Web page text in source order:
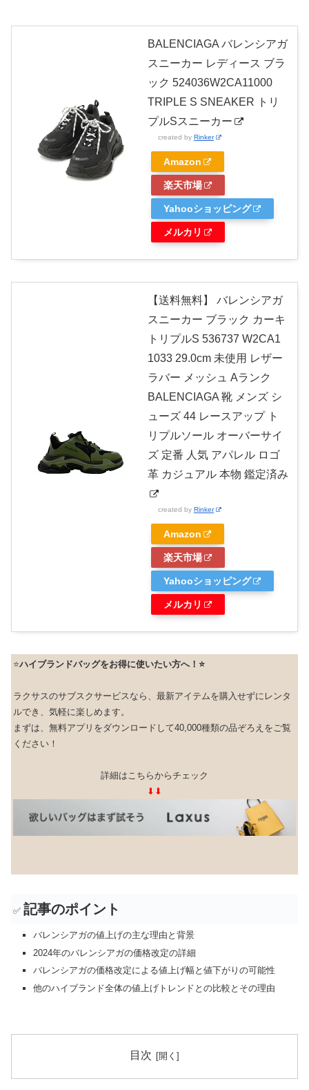
BALENCIAGA バレンシアガ
スニーカー レディース ブラ
ック 524036W2CA11000
TRIPLE S SNEAKER トリ
プルSスニーカー
created by Rinker
Amazon
楽天市場
Yahooショッピング
メルカリ
【送料無料】 バレンシアガ
スニーカー ブラック カーキ
トリプルS 536737 W2CA1
1033 29.0cm 未使用 レザー
ラバー メッシュ Aランク
BALENCIAGA 靴 メンズ シ
ューズ 44 レースアップ ト
リプルソール オーバーサイ
ズ 定番 人気 アパレル ロゴ
革 カジュアル 本物 鑑定済み
created by Rinker
Amazon
楽天市場
Yahooショッピング
メルカリ
⭐️ハイブランドバッグをお得に使いたい方へ！⭐️
ラクサスのサブスクサービスなら、最新アイテムを購入せずにレンタ
ルでき、気軽に楽しめます。
まずは、無料アプリをダウンロードして40,000種類の品ぞろえをご覧
ください！
詳細はこちらからチェック
⬇⬇
✅ 記事のポイント
バレンシアガの値上げの主な理由と背景
2024年のバレンシアガの価格改定の詳細
バレンシアガの価格改定による値上げ幅と値下がりの可能性
他のハイブランド全体の値上げトレンドとの比較とその理由
目次